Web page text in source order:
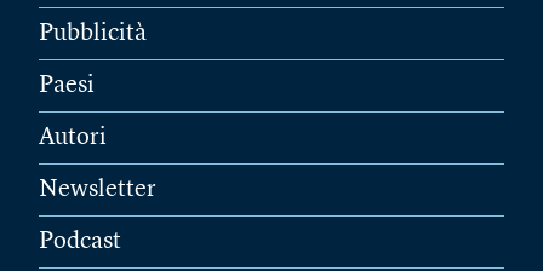
Pubblicità
Paesi
Autori
Newsletter
Podcast